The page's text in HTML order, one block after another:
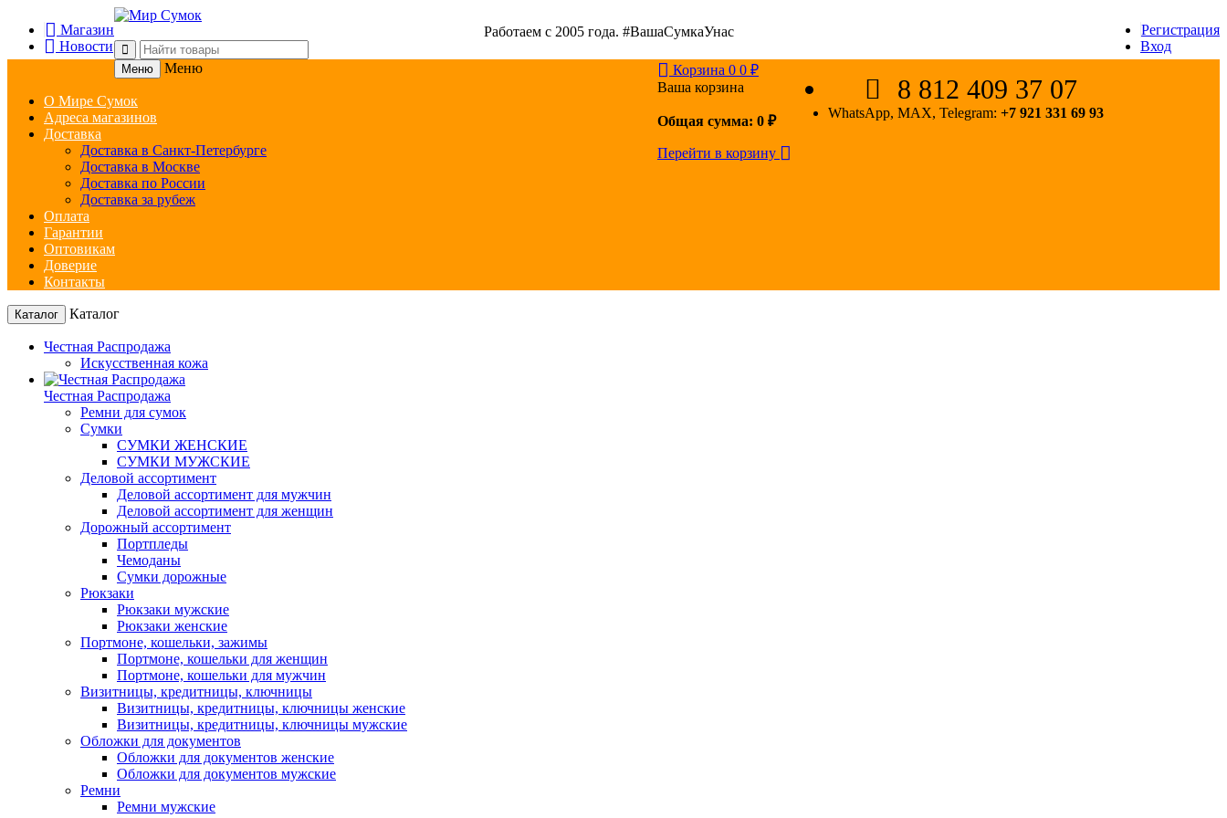
Магазин
Новости
Регистрация
Вход
Работаем с 2005 года. #ВашаСумкаУнас
8 812 409 37 07
WhatsApp, MAX, Telegram: +7 921 331 69 93
Корзина 0 0 ₽
Ваша корзина
Общая сумма: 0 ₽
Перейти в корзину
Меню Меню
О Мире Сумок
Адреса магазинов
Доставка
Доставка в Санкт-Петербурге
Доставка в Москве
Доставка по России
Доставка за рубеж
Оплата
Гарантии
Оптовикам
Доверие
Контакты
Каталог Каталог
Честная Распродажа
Искусственная кожа
Честная Распродажа
Ремни для сумок
Сумки
СУМКИ ЖЕНСКИЕ
СУМКИ МУЖСКИЕ
Деловой ассортимент
Деловой ассортимент для мужчин
Деловой ассортимент для женщин
Дорожный ассортимент
Портпледы
Чемоданы
Сумки дорожные
Рюкзаки
Рюкзаки мужские
Рюкзаки женские
Портмоне, кошельки, зажимы
Портмоне, кошельки для женщин
Портмоне, кошельки для мужчин
Визитницы, кредитницы, ключницы
Визитницы, кредитницы, ключницы женские
Визитницы, кредитницы, ключницы мужские
Обложки для документов
Обложки для документов женские
Обложки для документов мужские
Ремни
Ремни мужские